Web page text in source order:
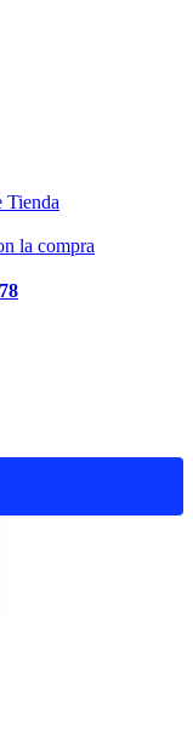
Tienda
la compra